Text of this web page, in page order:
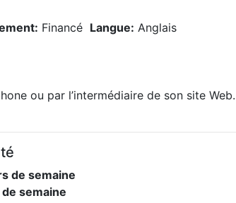
Financé Langue: Anglais
ou par l’intermédiaire de son site Web.
de semaine
de semaine